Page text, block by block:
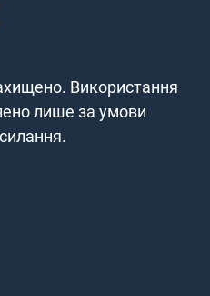
Використання
лише за умови